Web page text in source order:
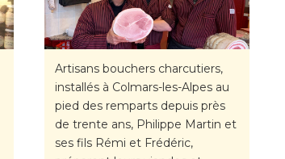
Artisans bouchers charcutiers,
installés à Colmars-les-Alpes au
pied des remparts depuis près
de trente ans, Philippe Martin et
ses fils Rémi et Frédéric,